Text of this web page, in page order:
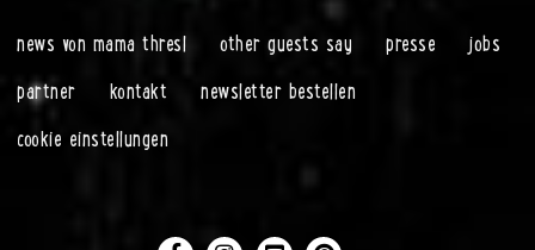
news von mama thresl other guests say presse
jobs
partner
kontakt
newsletter bestellen
cookie einstellungen